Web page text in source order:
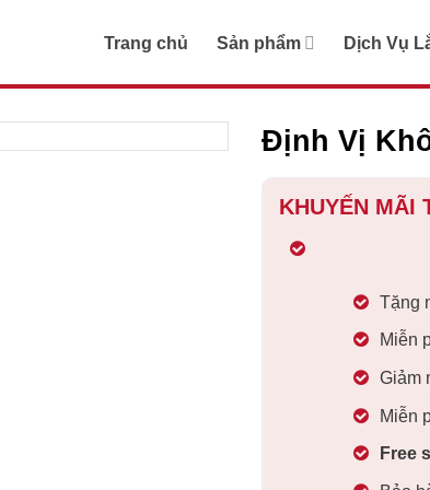
Trang chủ Sản phẩm Dịch Vụ
Định Vị
KHUYẾN MÃI
Tặng
Miễn
Giảm
Miễn
Free